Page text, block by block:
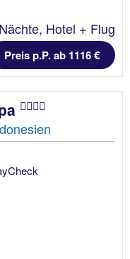
Hotel + Flug
Preis p.P. ab 1116 €